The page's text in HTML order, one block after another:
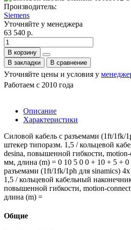
Производитель:
Siemens
Уточняйте у менеджера
63 540 р.
В корзину
В закладки
В сравнение
Уточняйте цены и условия у
Работаем с 2010 года
Описание
Характеристики
Силовой кабель с разъемами (1ft/1fk/
штекер типоразм. 1,5 / кольцевой
desina, повышенной гибкости,
мм, длина (m) = 0 10 5 0 0 + 10 + 5 + 0
разъемами (1ft/1fk/1ph для sinamics)
1,5 / кольцевой кабельный
повышенной гибкости, motion-
длина (m) =
Общие